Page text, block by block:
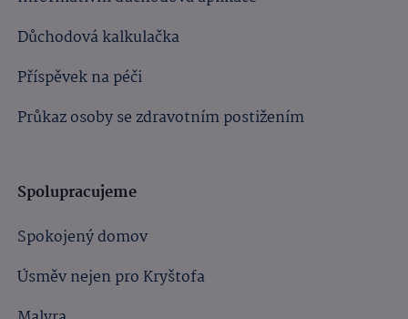
Důchodová kalkulačka
Příspěvek na péči
Průkaz osoby se zdravotním postižením
Spolupracujeme
Spokojený domov
Úsměv nejen pro Kryštofa